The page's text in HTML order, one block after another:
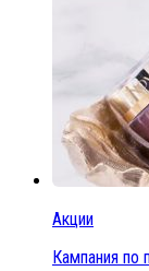
Акции
Кампания